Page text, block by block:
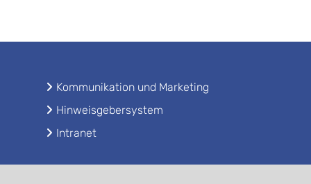
Kommunikation und Marketing
Hinweisgebersystem
Intranet